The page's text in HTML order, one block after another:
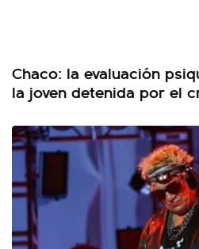
Chaco: la evaluación
la joven detenida por el